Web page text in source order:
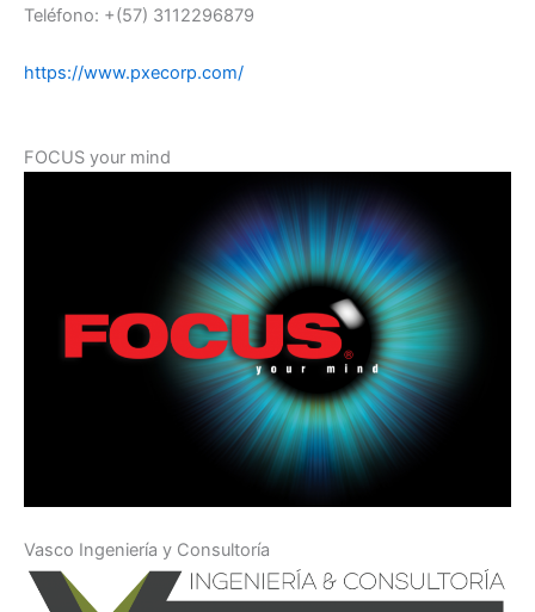
Teléfono: +(57) 3112296879
https://www.pxecorp.com/
FOCUS your mind
Vasco Ingeniería y Consultoría